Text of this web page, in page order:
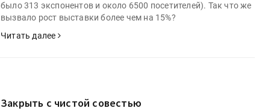
было 313 экспонентов и около 6500 посетителей). Так что же
вызвало рост выставки более чем на 15%?
Читать далее
Закрыть с чистой совестью